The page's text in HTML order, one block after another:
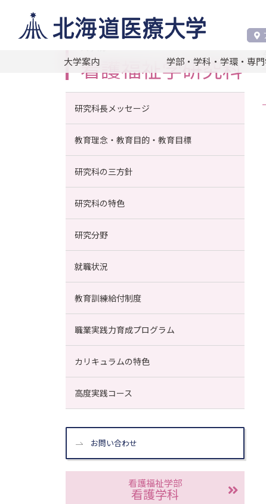
大学案内 学部・学科・学環・専
看護福祉学研究科
研究科長メッセージ
教育理念・教育目的・教育目標
研究科の三方針
研究科の特色
研究分野
就職状況
教育訓練給付制度
職業実践力育成プログラム
カリキュラムの特色
高度実践コース
お問い合わせ
看護福祉学部
看護学科